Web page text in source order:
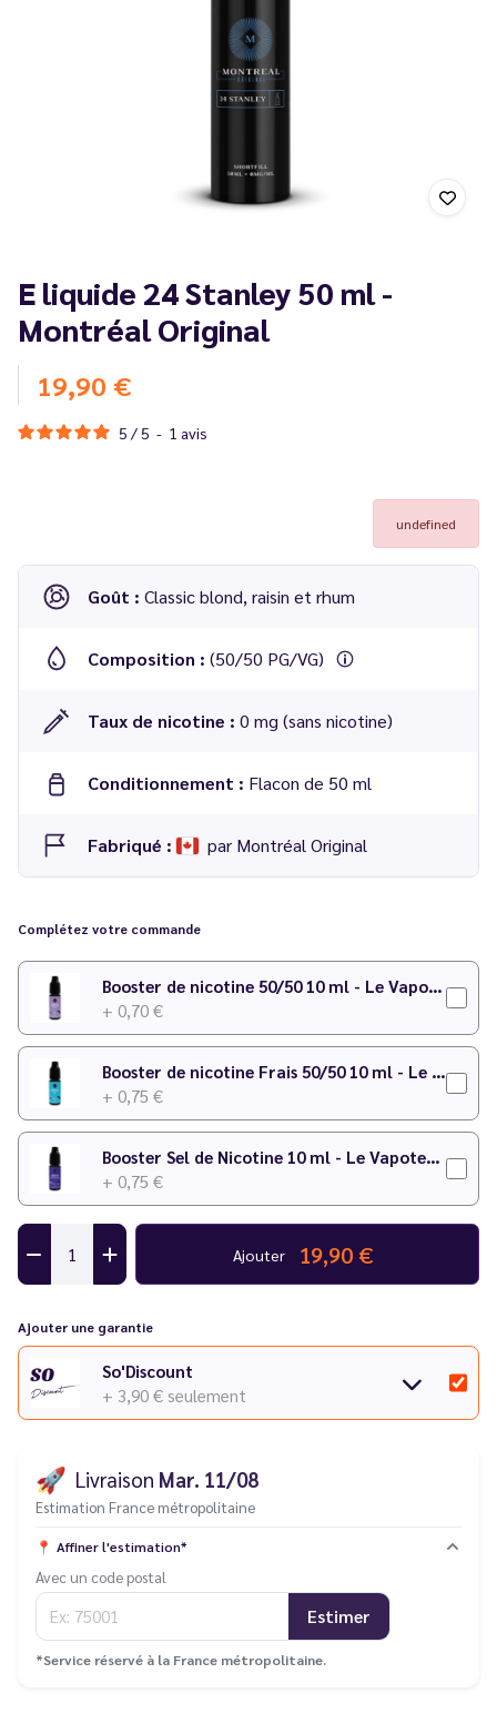
E liquide 24 Stanley 50 ml -
Montréal Original
19,90 €
5 / 5 - 1 avis
undefined
Goût : Classic blond, raisin et rhum
Composition : (50/50 PG/VG)
Taux de nicotine : 0 mg (sans nicotine)
Conditionnement : Flacon de 50 ml
Fabriqué : par Montréal Original
Complétez votre commande
Booster de nicotine 50/50 10 ml - Le Vapoteur Discount
+ 0,70 €
Booster de nicotine Frais 50/50 10 ml - Le Vapoteur Discount
+ 0,75 €
Booster Sel de Nicotine 10 ml - Le Vapoteur Discount
+ 0,75 €
Ajouter 19,90 €
Ajouter une garantie
So'Discount
+ 3,90 € seulement
🚀 Livraison Mar. 11/08
Estimation France métropolitaine
📍 Affiner l'estimation*
Avec un code postal
Estimer
*Service réservé à la France métropolitaine.